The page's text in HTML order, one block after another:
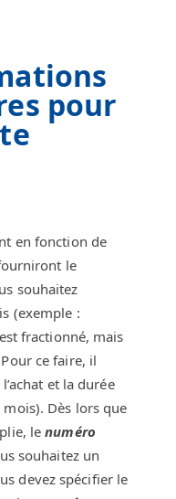
pour
en fonction de
le
souhaitez
(exemple :
fractionné, mais
ce faire, il
et la durée
Dès lors que
lenuméro
souhaitez un
devez spécifier le